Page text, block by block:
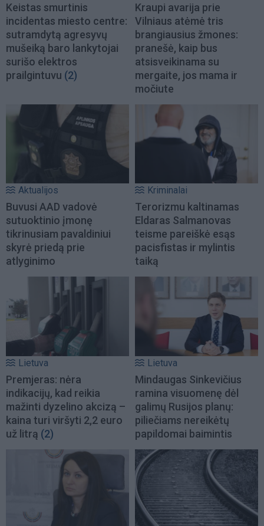
Keistas smurtinis
incidentas miesto centre:
sutramdytą agresyvų
mušeiką baro lankytojai
surišo elektros
prailgintuvu (2)
Kraupi avarija prie
Vilniaus atėmė tris
brangiausius žmones:
pranešė, kaip bus
atsisveikinama su
mergaite, jos mama ir
močiute
Aktualijos
Buvusi AAD vadovė
sutuoktinio įmonę
tikrinusiam pavaldiniui
skyrė priedą prie
atlyginimo
Kriminalai
Terorizmu kaltinamas
Eldaras Salmanovas
teisme pareiškė esąs
pacisfistas ir mylintis
taiką
Lietuva
Premjeras: nėra
indikacijų, kad reikia
mažinti dyzelino akcizą –
kaina turi viršyti 2,2 euro
už litrą (2)
Lietuva
Mindaugas Sinkevičius
ramina visuomenę dėl
galimų Rusijos planų:
piliečiams nereikėtų
papildomai baimintis